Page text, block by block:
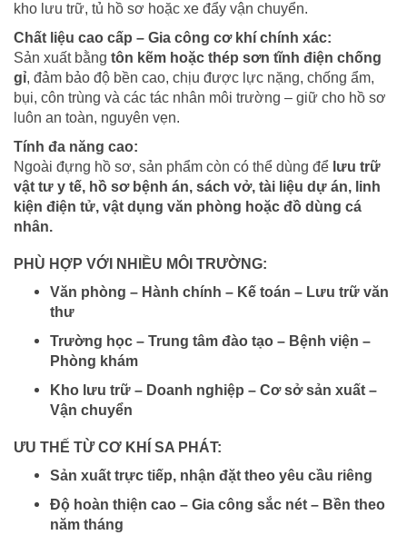
kho lưu trữ, tủ hồ sơ hoặc xe đẩy vận chuyển.
Chất liệu cao cấp – Gia công cơ khí chính xác:
Sản xuất bằng tôn kẽm hoặc thép sơn tĩnh điện chống
gỉ, đảm bảo độ bền cao, chịu được lực nặng, chống ẩm,
bụi, côn trùng và các tác nhân môi trường – giữ cho hồ sơ
luôn an toàn, nguyên vẹn.
Tính đa năng cao:
Ngoài đựng hồ sơ, sản phẩm còn có thể dùng để lưu trữ
vật tư y tế, hồ sơ bệnh án, sách vở, tài liệu dự án, linh
kiện điện tử, vật dụng văn phòng hoặc đồ dùng cá
nhân.
PHÙ HỢP VỚI NHIỀU MÔI TRƯỜNG:
Văn phòng – Hành chính – Kế toán – Lưu trữ văn
thư
Trường học – Trung tâm đào tạo – Bệnh viện –
Phòng khám
Kho lưu trữ – Doanh nghiệp – Cơ sở sản xuất –
Vận chuyển
ƯU THẾ TỪ CƠ KHÍ SA PHÁT:
Sản xuất trực tiếp, nhận đặt theo yêu cầu riêng
Độ hoàn thiện cao – Gia công sắc nét – Bền theo
năm tháng